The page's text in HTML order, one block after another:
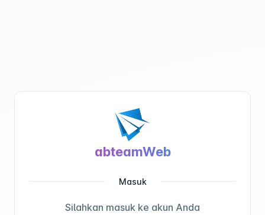
abteamWeb
Masuk
Silahkan masuk ke akun Anda